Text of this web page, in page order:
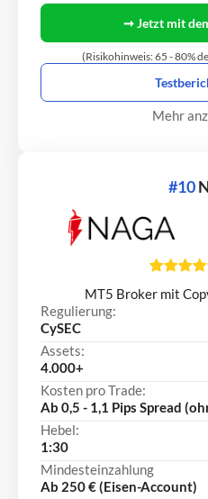
➞ Jetzt mit
(Risikohinweis: 65 - 80%
Mehr
#10
MT5 Broker mit
Regulierung:
CySEC
Assets:
4.000+
Kosten pro Trade:
Ab 0,5 - 1,1 Pips Spread
Hebel:
1:30
Mindesteinzahlung
Ab 250 € (Eisen-Account)